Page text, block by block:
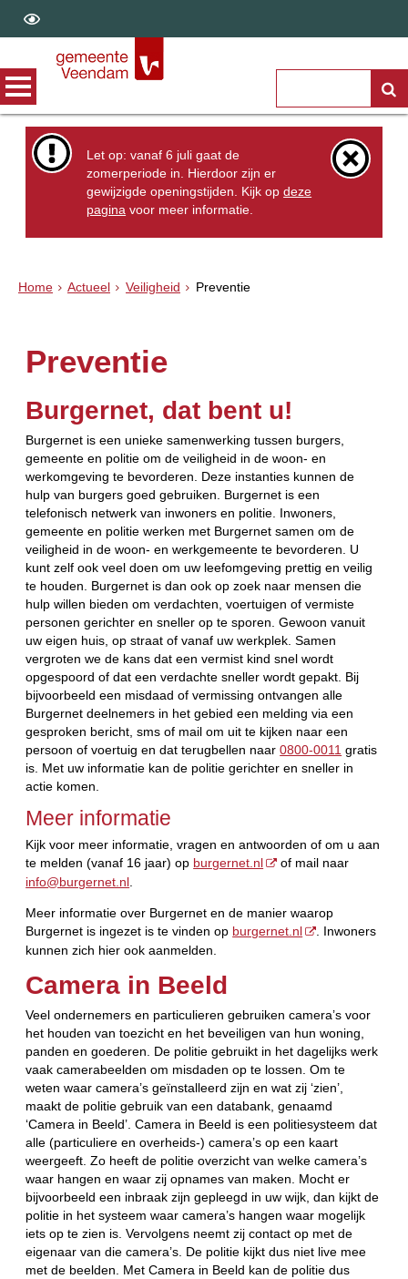
Let op: vanaf 6 juli gaat de
zomerperiode in. Hierdoor zijn er
gewijzigde openingstijden. Kijk opdeze
pagina voor meer informatie.
Home Actueel Veiligheid Preventie
Preventie
Burgernet, dat bent u!
Burgernet is een unieke samenwerking tussen burgers,
gemeente en politie om de veiligheid in de woon- en
werkomgeving te bevorderen. Deze instanties kunnen de
hulp van burgers goed gebruiken. Burgernet is een
telefonisch netwerk van inwoners en politie. Inwoners,
gemeente en politie werken met Burgernet samen om de
veiligheid in de woon- en werkgemeente te bevorderen. U
kunt zelf ook veel doen om uw leefomgeving prettig en veilig
te houden. Burgernet is dan ook op zoek naar mensen die
hulp willen bieden om verdachten, voertuigen of vermiste
personen gerichter en sneller op te sporen. Gewoon vanuit
uw eigen huis, op straat of vanaf uw werkplek. Samen
vergroten we de kans dat een vermist kind snel wordt
opgespoord of dat een verdachte sneller wordt gepakt. Bij
bijvoorbeeld een misdaad of vermissing ontvangen alle
Burgernet deelnemers in het gebied een melding via een
gesproken bericht, sms of mail om uit te kijken naar een
persoon of voertuig en dat terugbellen naar0800-0011 gratis
is. Met uw informatie kan de politie gerichter en sneller in
actie komen.
Meer informatie
Kijk voor meer informatie, vragen en antwoorden of om u aan
te melden (vanaf 16 jaar) op burgernet.nl
of mail naar
info@burgernet.nl.
Meer informatie over Burgernet en de manier waarop
Burgernet is ingezet is te vinden op burgernet.nl
. Inwoners
kunnen zich hier ook aanmelden.
Camera in Beeld
Veel ondernemers en particulieren gebruiken camera’s voor
het houden van toezicht en het beveiligen van hun woning,
panden en goederen. De politie gebruikt in het dagelijks werk
vaak camerabeelden om misdaden op te lossen. Om te
weten waar camera’s geïnstalleerd zijn en wat zij ‘zien’,
maakt de politie gebruik van een databank, genaamd
‘Camera in Beeld’. Camera in Beeld is een politiesysteem dat
alle (particuliere en overheids-) camera’s op een kaart
weergeeft. Zo heeft de politie overzicht van welke camera’s
waar hangen en waar zij opnames van maken. Mocht er
bijvoorbeeld een inbraak zijn gepleegd in uw wijk, dan kijkt de
politie in het systeem waar camera’s hangen waar mogelijk
iets op te zien is. Vervolgens neemt zij contact op met de
eigenaar van die camera’s. De politie kijkt dus niet live mee
met de beelden. Met Camera in Beeld kan de politie dus